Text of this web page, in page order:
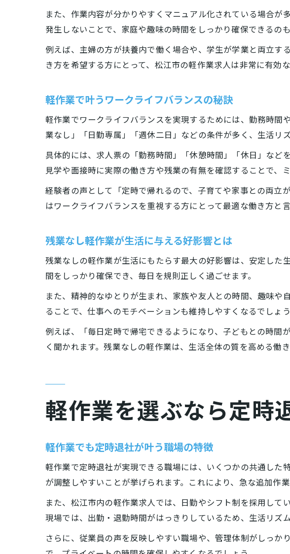
定時帰
また、作業内容が分かりやすくマニュアル化されている場合
発生しないことで、家庭や趣味の時間をしっかり確保できるのも
例えば、主婦の方が扶養内で働く場合や、学生が学業と両立す
き方を希望する方にとって、松江市の軽作業求人は非常に有効な
軽作業で叶うワークライフバランスの秘訣
軽作業でワークライフバランスを実現するためには、勤務時間
業なし」「日勤専属」「週休二日」などの条件が多く、生活リ
具体的には、求人票の「勤務時間」「休憩時間」「休日」な
見学や面接時に実際の働き方や残業の有無を確認することで、
経験者の声として「定時で帰れるので、子育てや家事との両
はワークライフバランスを重視する方にとって最適な働き方と言
残業なし軽作業が生活に与える好影響とは
残業なしの軽作業が生活にもたらす最大の好影響は、安定した
間をしっかり確保でき、毎日を規則正しく過ごせます。
また、精神的なゆとりが生まれ、家族や友人との時間、趣味
ることで、仕事へのモチベーションも維持しやすくなるでしょう
例えば、「毎日定時で帰宅できるようになり、子どもとの時
く聞かれます。残業なしの軽作業は、生活全体の質を高める働
軽作業を選ぶなら定時
軽作業でも定時退社が叶う職場の特徴
軽作業で定時退社が実現できる職場には、いくつかの共通した
が調整しやすいことが挙げられます。これにより、急な追加作
また、松江市内の軽作業求人では、日勤やシフト制を採用し
現場では、出勤・退勤時間がはっきりしているため、生活リズ
さらに、従業員の声を反映しやすい職場や、管理体制がしっ
お
お